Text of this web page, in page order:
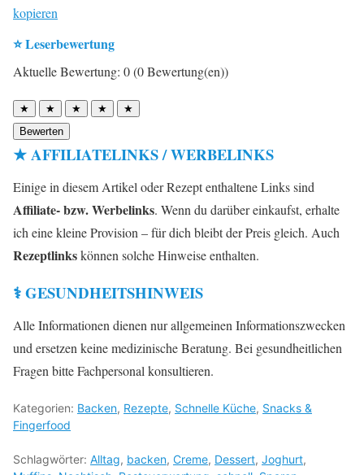
kopieren
⭐ Leserbewertung
Aktuelle Bewertung: 0 (0 Bewertung(en))
★ ★ ★ ★
★
Bewerten
★ AFFILIATELINKS / WERBELINKS
Einige in diesem Artikel oder Rezept enthaltene Links sind
Affiliate- bzw. Werbelinks. Wenn du darüber einkaufst, erhalte
ich eine kleine Provision – für dich bleibt der Preis gleich. Auch
Rezeptlinkskönnen solche Hinweise enthalten.
⚕️ GESUNDHEITSHINWEIS
Alle Informationen dienen nur allgemeinen Informationszwecken
und ersetzen keine medizinische Beratung. Bei gesundheitlichen
Fragen bitte Fachpersonal konsultieren.
Kategorien: Backen, Rezepte, Schnelle Küche, Snacks &
Fingerfood
Schlagwörter: Alltag, backen, Creme, Dessert, Joghurt,